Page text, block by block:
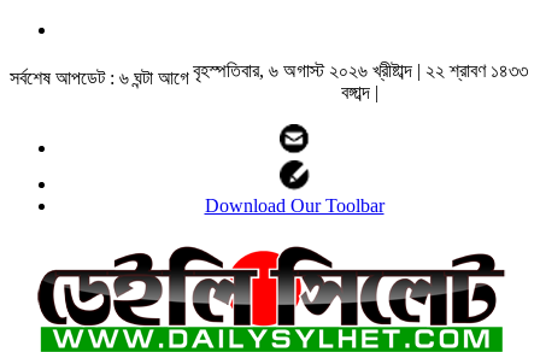
সর্বশেষ আপডেট : ৬ ঘন্টা আগেবৃহস্পতিবার, ৬ অগাস্ট ২০২৬ খ্রীষ্টাব্দ | ২২ শ্রাবণ ১৪৩৩
বঙ্গাব্দ |
Download Our Toolbar